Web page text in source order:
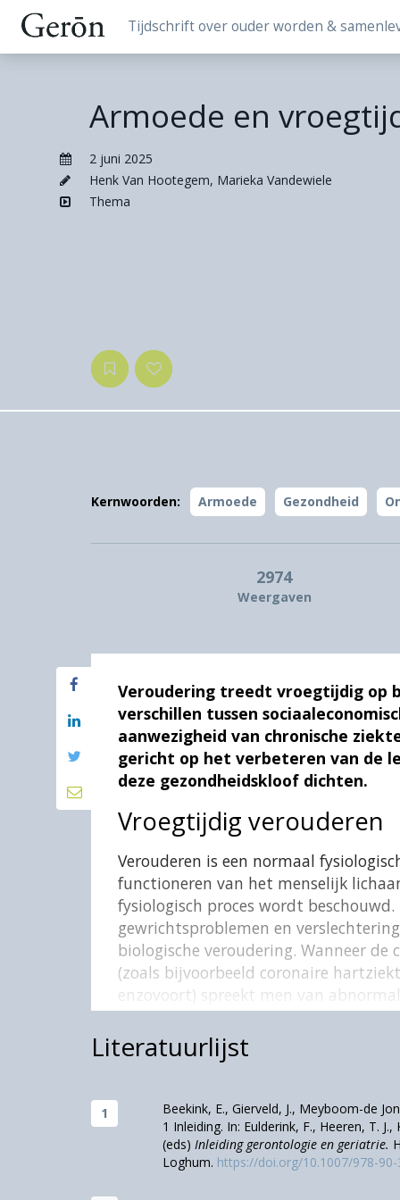
Tijdschrift over ouder worden &
Armoede en
2 juni 2025
Henk Van Hootegem, Marieka Vandewiele
Thema
Kernwoorden: Armoede Gezondheid
2974
Weergaven
Veroudering treedt vroegtijdig op
verschillen tussen
aanwezigheid van chronische
gericht op het verbeteren van de
deze gezondheidskloof dichten.
Vroegtijdig verouderen
Verouderen is een normaal
functioneren van het menselijk
fysiologisch proces wordt
gewrichtsproblemen en
biologische veroudering. Wanneer
(zoals bijvoorbeeld coronaire
enzovoort) spreekt men van
veroudering hangt samen met
voorkomen (Beekink e.a., 2004).
is dan de chronologische leeftijd (op
Een slechtere
Literatuurlijst
Beekink, E., Gierveld, J., Meyboom-de
1 Inleiding. In: Eulderink, F., Heeren, T.
(eds) Inleiding gerontologie en geriatrie.
Loghum. https://doi.org/10.1007/978-90-